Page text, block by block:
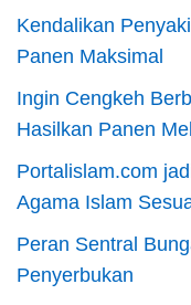
Kendalikan
Panen Maksimal
Ingin Cengkeh
Hasilkan Panen
Portalislam.com
Agama Islam
Peran Sentral
Penyerbukan